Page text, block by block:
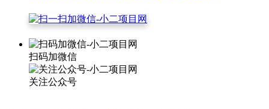
扫码加微信
关注公众号